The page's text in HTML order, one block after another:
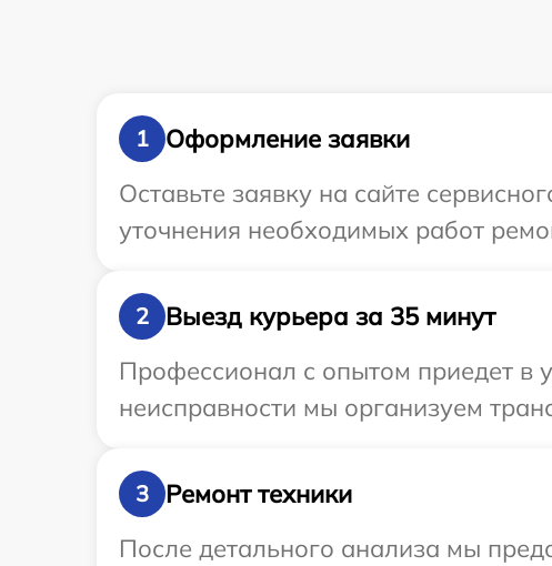
1
Оформление заявки
Оставьте заявку на сайте
уточнения необходимых работ
2
Выезд курьера за 35 минут
Профессионал с опытом приедет в
неисправности мы организуем
3
Ремонт техники
После детального анализа мы